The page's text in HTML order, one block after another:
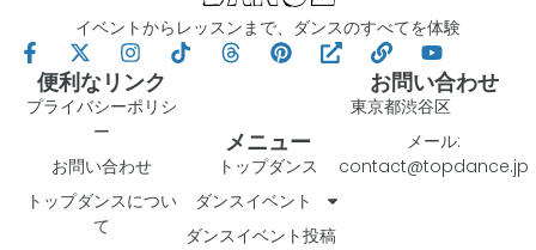
イベントからレッスンまで、ダンスのすべてを体験
便利なリンク
プライバシーポリシ
ー
お問い合わせ
トップダンスについ
て
メニュー
トップダンス
ダンスイベント
ダンスイベント投稿
お問い合わせ
東京都渋谷区
メール:
contact@topdance.jp